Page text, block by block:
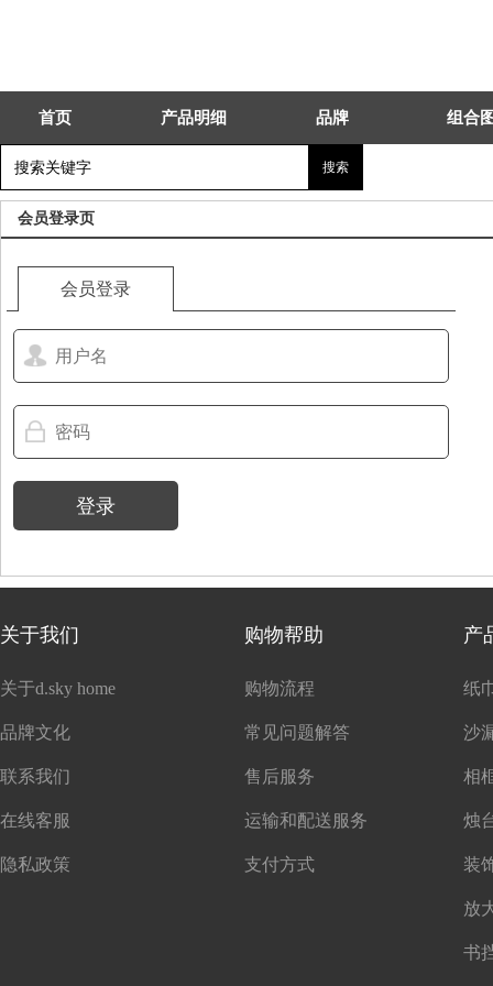
首页 产品明细 品牌 组合
会员登录页
会员登录
登录
关于我们
关于d.sky home
品牌文化
联系我们
在线客服
隐私政策
购物帮助
购物流程
常见问题解答
售后服务
运输和配送服务
支付方式
产
纸
沙
书